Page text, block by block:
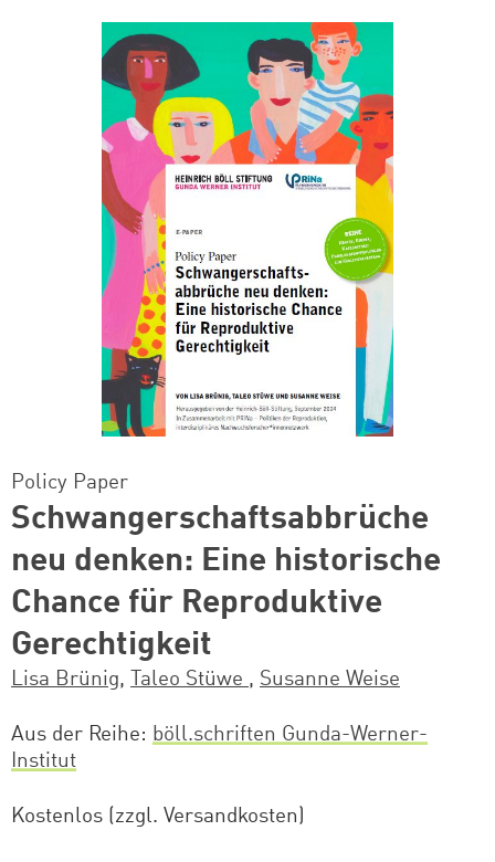
Policy Paper
Schwangerschaftsabbrüche
neu denken: Eine historische
Chance für Reproduktive
Gerechtigkeit
Lisa Brünig, Taleo Stüwe , Susanne Weise
Aus der Reihe
böll.schriften Gunda-Werner-
Institut
Kostenlos (zzgl. Versandkosten)